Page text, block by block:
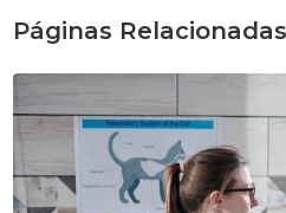
Páginas Relacionadas